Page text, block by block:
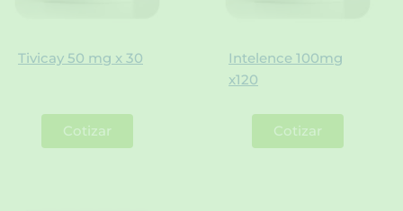
Tivicay 50 mg x 30
Cotizar
Intelence 100mg
x120
Cotizar